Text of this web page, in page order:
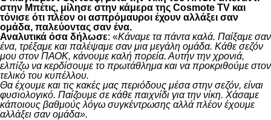
στην Μπέτις, μίλησε στην κάμερα της Cosmote TV και
τόνισε ότι πλέον οι ασπρόμαυροι έχουν αλλάξει σαν
ομάδα, παλεύοντας σαν ένα.
Αναλυτικά όσα δήλωσε: «Κάναμε τα πάντα καλά. Παίξαμε σαν
ένα, τρέξαμε και παλέψαμε σαν μια μεγάλη ομάδα. Κάθε σεζόν
μου στον ΠΑΟΚ, κάνουμε καλή πορεία. Αυτήν την χρονιά,
ελπίζω να κερδίσουμε το πρωτάθλημα και να προκριθούμε στον
τελικό του κυπέλλου.
Θα έχουμε και τις κακές μας περιόδους μέσα στην σεζόν, είναι
φυσιολογικό. Παίζουμε σε κάθε παιχνίδι για την νίκη. Χάσαμε
κάποιους βαθμούς λόγω συγκέντρωσης αλλά πλέον έχουμε
αλλάξει σαν ομάδα».